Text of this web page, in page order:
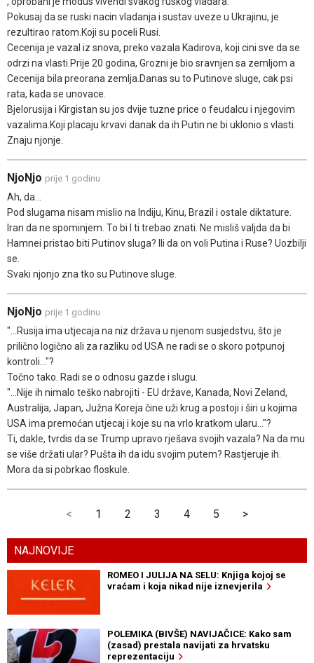
Pokusaj da se ruski nacin vladanja i sustav uveze u Ukrajinu, je
rezultirao ratom.Koji su poceli Rusi.
Cecenija je vazal iz snova, preko vazala Kadirova, koji cini sve da se
odrzi na vlasti.Prije 20 godina, Grozni je bio sravnjen sa zemljom a
Cecenija bila preorana zemlja.Danas su to Putinove sluge, cak psi
rata, kada se unovace.
Bjelorusija i Kirgistan su jos dvije tuzne price o feudalcu i njegovim
vazalima.Koji placaju krvavi danak da ih Putin ne bi uklonio s vlasti.
Znaju njonje.
NjoNjo prije 1 godinu
Ah, da...
Pod slugama nisam mislio na Indiju, Kinu, Brazil i ostale diktature.
Iran da ne spominjem. To bi I ti trebao znati. Ne misliš valjda da bi
Hamnei pristao biti Putinov sluga? Ili da on voli Putina i Ruse? Uozbilji
se.
Svaki njonjo zna tko su Putinove sluge.
NjoNjo prije 1 godinu
"...Rusija ima utjecaja na niz država u njenom susjedstvu, što je
prilično logično ali za razliku od USA ne radi se o skoro potpunoj
kontroli..."?
Točno tako. Radi se o odnosu gazde i slugu.
"...Nije ih nimalo teško nabrojiti - EU države, Kanada, Novi Zeland,
Australija, Japan, Južna Koreja čine uži krug a postoji i širi u kojima
USA ima premoćan utjecaj i koje su na vrlo kratkom ularu..."?
Ti, dakle, tvrdis da se Trump upravo rješava svojih vazala? Na da mu
se više držati ular? Pušta ih da idu svojim putem? Rastjeruje ih.
Mora da si pobrkao floskule.
< 1 2 3 4 5 >
NAJNOVIJE
ROMEO I JULIJA NA SELU: Knjiga kojoj se
vraćam i koja nikad nije iznevjerila
POLEMIKA (BIVŠE) NAVIJAČICE: Kako sam
(zasad) prestala navijati za hrvatsku
reprezentaciju